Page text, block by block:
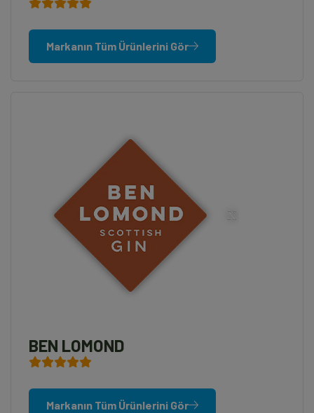
Markanın Tüm Ürünlerini Gör
BEN LOMOND
Markanın Tüm Ürünlerini Gör